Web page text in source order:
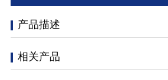
产品描述
相关产品